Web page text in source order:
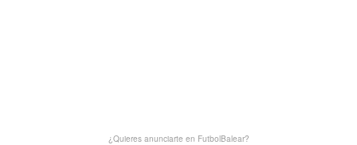
¿Quieres anunciarte en FutbolBalear?